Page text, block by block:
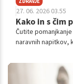
27. 06. 2026 03.55
Kako in s čim
Čutite
naravnih napitkov,